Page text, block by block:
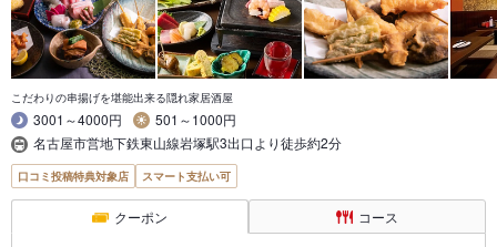
こだわりの串揚げを堪能出来る隠れ家居酒屋
3001～4000円
501～1000円
名古屋市営地下鉄東山線岩塚駅3出口より徒歩約2分
口コミ投稿特典対象店 スマート支払い可
クーポン コース